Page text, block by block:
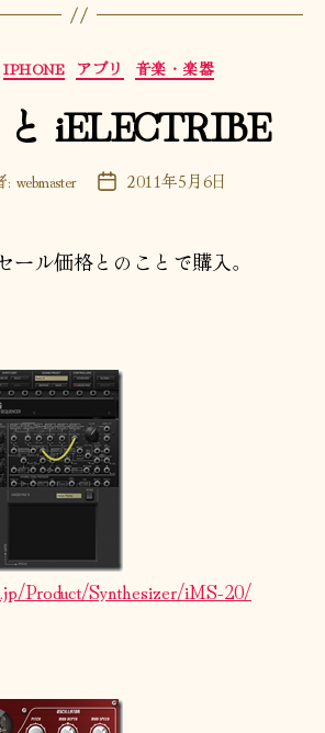
カ
テ
ゴ
リ
IPHONE アプリ 音楽・楽器
と iELECTRIBE
: webmaster
投 2011年5月6日
ール価格とのことで購入。
Product/Synthesizer/iMS-20/